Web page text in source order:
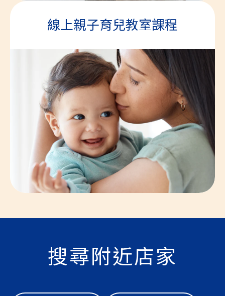
線上親子育兒教室課程
搜尋附近店家